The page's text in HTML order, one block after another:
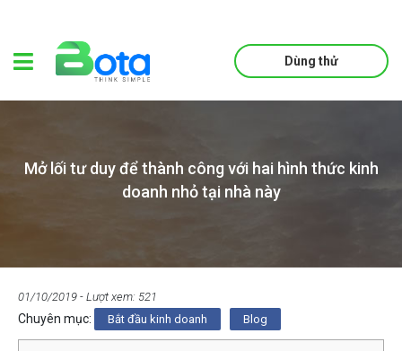
Dùng thử
Mở lối tư duy để thành công với hai hình thức kinh
doanh nhỏ tại nhà này
01/10/2019 - Lượt xem: 521
Chuyên mục: Bắt đầu kinh doanh Blog